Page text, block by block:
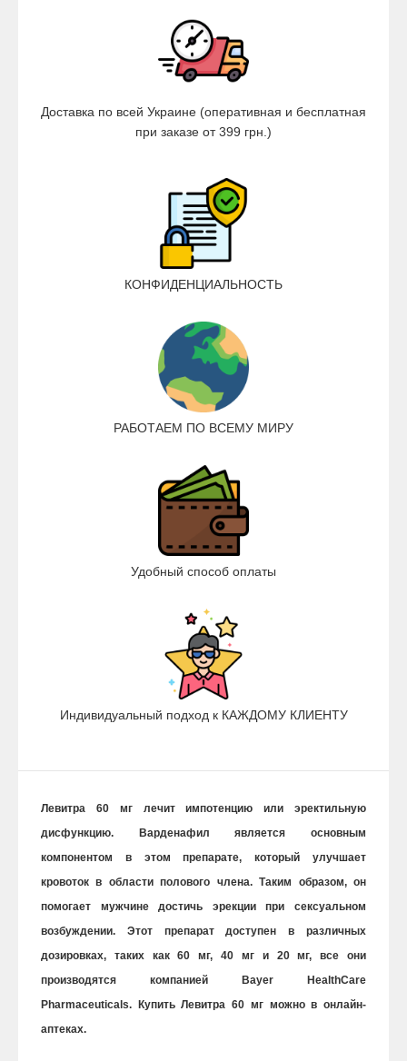
Доставка по всей Украине (оперативная и бесплатная
при заказе от 399 грн.)
КОНФИДЕНЦИАЛЬНОСТЬ
РАБОТАЕМ ПО ВСЕМУ МИРУ
Удобный способ оплаты
Индивидуальный подход к КАЖДОМУ КЛИЕНТУ
Левитра 60 мг лечит импотенцию или эректильную
дисфункцию. Варденафил является основным
компонентом в этом препарате, который улучшает
кровоток в области полового члена. Таким образом, он
помогает мужчине достичь эрекции при сексуальном
возбуждении. Этот препарат доступен в различных
дозировках, таких как 60 мг, 40 мг и 20 мг, все они
производятся компанией Bayer HealthCare
Pharmaceuticals. Купить Левитра 60 мг можно в онлайн-
аптеках.